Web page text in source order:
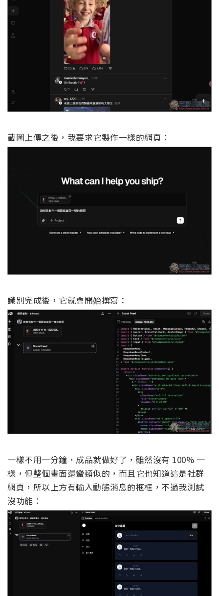
截圖上傳之後，我要求它製作一樣的網頁：
識別完成後，它就會開始撰寫：
一樣不用一分鐘，成品就做好了，雖然沒有 100% 一
樣，但整個畫面還蠻類似的，而且它也知道這是社群
網頁，所以上方有輸入動態消息的框框，不過我測試
沒功能：